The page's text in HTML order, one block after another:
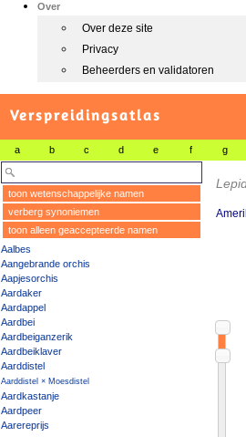
Over
Over deze site
Privacy
Beheerders en validatoren
Verspreidingsatlas
a b c d e f g
toon wetenschappelijke namen
verberg synoniemen
toon alleen geaccepteerde namen
Aalbes
Aangebrande orchis
Aapjesorchis
Aardaker
Aardappel
Aardbei
Aardbeiganzerik
Aardbeiklaver
Aarddistel
Aarddistel × Moesdistel
Aardkastanje
Aardpeer
Aarereprijs